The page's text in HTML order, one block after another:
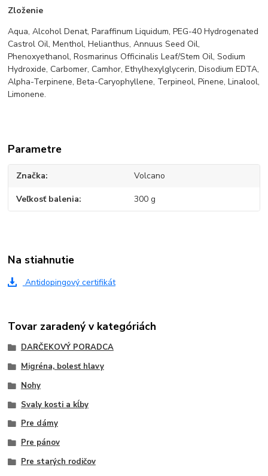
Zloženie
Aqua, Alcohol Denat, Paraffinum Liquidum, PEG-40 Hydrogenated
Castrol Oil, Menthol, Helianthus, Annuus Seed Oil,
Phenoxyethanol, Rosmarinus Officinalis Leaf/Stem Oil, Sodium
Hydroxide, Carbomer, Camhor, Ethylhexylglycerin, Disodium EDTA,
Alpha-Terpinene, Beta-Caryophyllene, Terpineol, Pinene, Linalool,
Limonene.
Parametre
Značka Volcano
Veľkosť balenia 300 g
Na stiahnutie
Antidopingový certifikát
Tovar zaradený v kategóriách
DARČEKOVÝ PORADCA
Migréna, bolesť hlavy
Nohy
Svaly kosti a kĺby
Pre dámy
Pre pánov
Pre starých rodičov